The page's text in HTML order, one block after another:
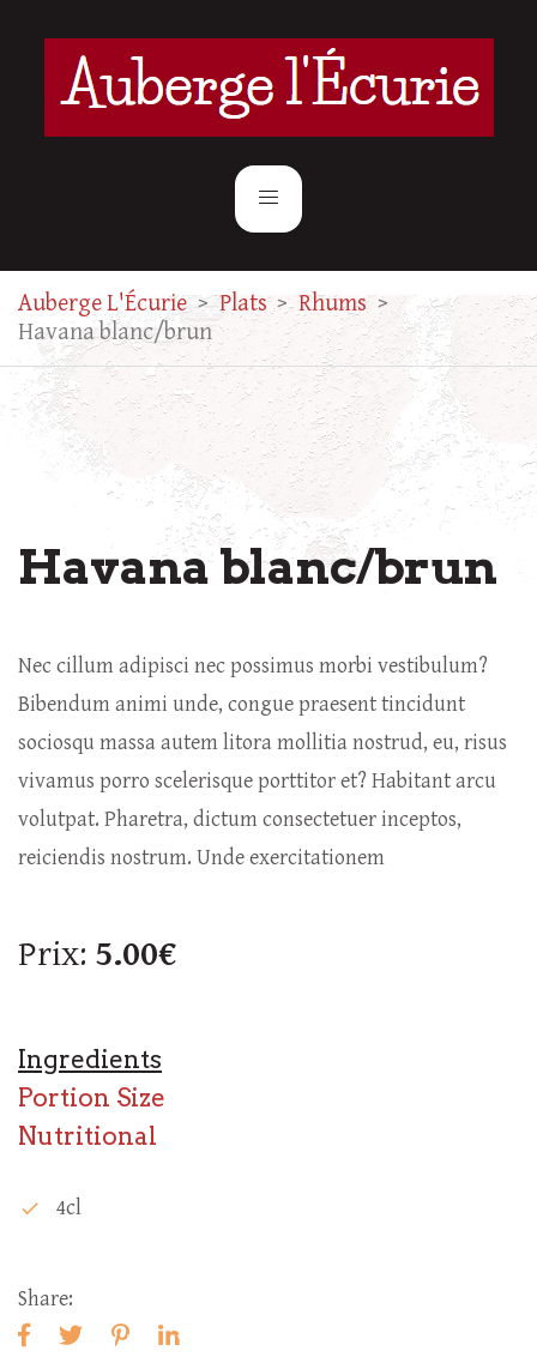
Auberge L'Écurie > Plats > Rhums >
Havana blanc/brun
Havana blanc/brun
Nec cillum adipisci nec possimus morbi vestibulum?
Bibendum animi unde, congue praesent tincidunt
sociosqu massa autem litora mollitia nostrud, eu, risus
vivamus porro scelerisque porttitor et? Habitant arcu
volutpat. Pharetra, dictum consectetuer inceptos,
reiciendis nostrum. Unde exercitationem
Prix: 5.00€
Ingredients
Portion Size
Nutritional
check 4cl
Share: